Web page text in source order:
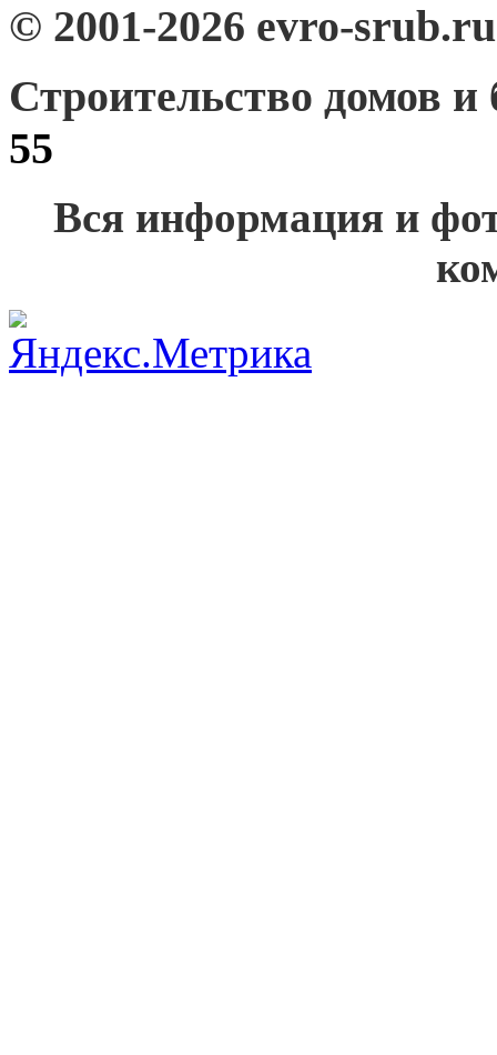
© 2001-2026 evro-
Строительство домов
55
Вся информация и